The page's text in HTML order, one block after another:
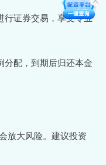
行证券交易，享受专业
分配，到期后归还本金
放大风险。建议投资